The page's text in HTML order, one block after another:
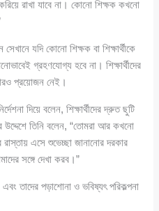
রাখা যাবে না। কোনো শিক্ষক কখনো
সেখানে যদি কোনো শিক্ষক বা শিক্ষার্থীকে
গ্রহণযোগ্য হবে না। শিক্ষার্থীদের
প্রয়োজন নেই।
দিয়ে বলেন, শিক্ষার্থীদের দ্রুত ছুটি
উদ্দেশে তিনি বলেন, “তোমরা আর কখনো
রাস্তায় এসে শুভেচ্ছা জানানোর দরকার
সঙ্গে দেখা করব।”
এবং তাদের পড়াশোনা ও ভবিষ্যৎ পরিকল্পনা